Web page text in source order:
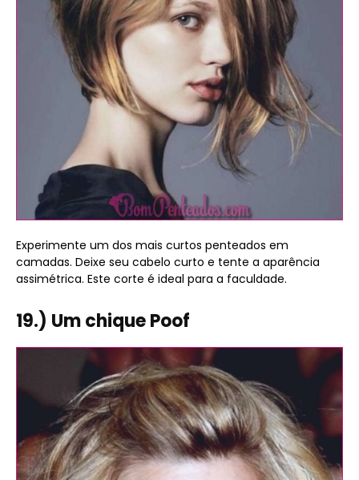
Experimente um dos mais curtos penteados em
camadas. Deixe seu cabelo curto e tente a aparência
assimétrica. Este corte é ideal para a faculdade.
19.) Um chique Poof